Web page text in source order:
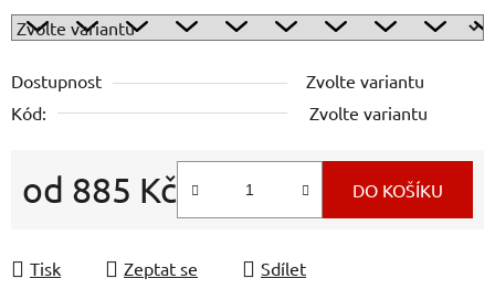
Dostupnost
Zvolte variantu
Kód:
Zvolte variantu
od 885 Kč DO KOŠÍKU
Tisk Zeptat se Sdílet